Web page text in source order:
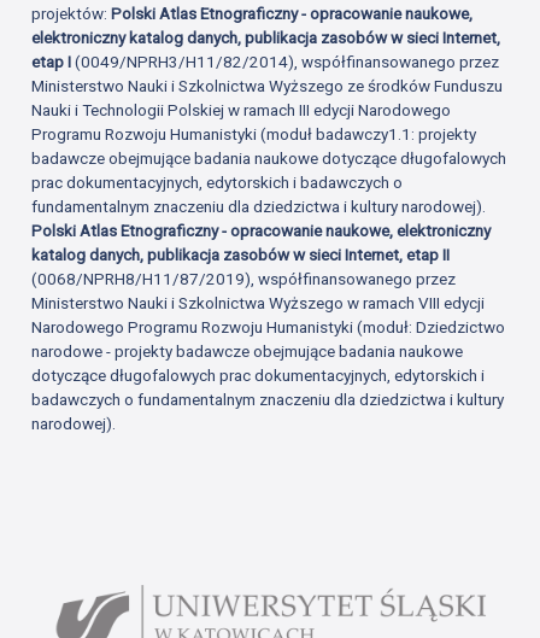
projektów:Polski Atlas Etnograficzny - opracowanie naukowe,
elektroniczny katalog danych, publikacja zasobów w sieci Internet,
etap I(0049/NPRH3/H11/82/2014), współfinansowanego przez
Ministerstwo Nauki i Szkolnictwa Wyższego ze środków Funduszu
Nauki i Technologii Polskiej w ramach III edycji Narodowego
Programu Rozwoju Humanistyki (moduł badawczy1.1: projekty
badawcze obejmujące badania naukowe dotyczące długofalowych
prac dokumentacyjnych, edytorskich i badawczych o
fundamentalnym znaczeniu dla dziedzictwa i kultury narodowej).
Polski Atlas Etnograficzny - opracowanie naukowe, elektroniczny
katalog danych, publikacja zasobów w sieci Internet, etap II
(0068/NPRH8/H11/87/2019), współfinansowanego przez
Ministerstwo Nauki i Szkolnictwa Wyższego w ramach VIII edycji
Narodowego Programu Rozwoju Humanistyki (moduł: Dziedzictwo
narodowe - projekty badawcze obejmujące badania naukowe
dotyczące długofalowych prac dokumentacyjnych, edytorskich i
badawczych o fundamentalnym znaczeniu dla dziedzictwa i kultury
narodowej).